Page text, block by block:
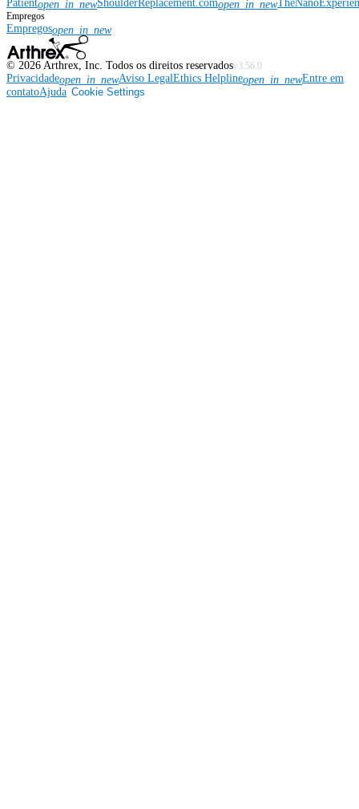
Patientopen_in_newShoulderReplacement.comopen_in_new
Empregos
Empregosopen_in_new
© 2026 Arthrex, Inc. Todos os direitos reservadosv3.56.0
Privacidadeopen_in_newAviso LegalEthics Helplineopen_in_newEntre em
contatoAjuda Cookie Settings